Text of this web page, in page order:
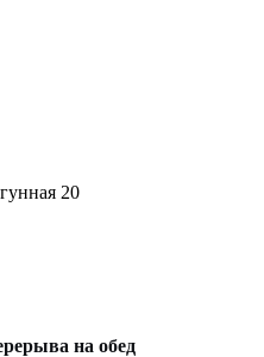
20
на обед